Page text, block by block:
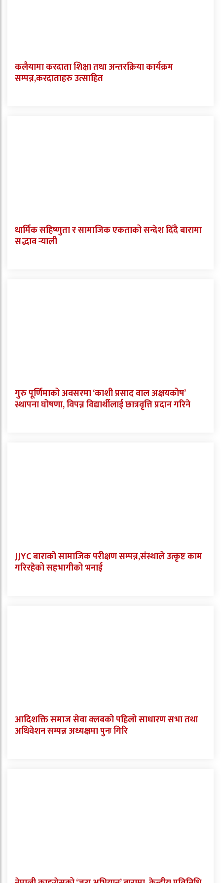
कलैयामा करदाता शिक्षा तथा अन्तरक्रिया कार्यक्रम
सम्पन्न,करदाताहरु उत्साहित
धार्मिक सहिष्णुता र सामाजिक एकताको सन्देश दिँदै बारामा
सद्भाव र्‍याली
गुरु पूर्णिमाको अवसरमा ‘काशी प्रसाद वाल अक्षयकोष’
स्थापना घोषणा, विपन्न विद्यार्थीलाई छात्रवृत्ति प्रदान गरिने
JJYC बाराको सामाजिक परीक्षण सम्पन्न,संस्थाले उत्कृष्ट काम
गरिरहेको सहभागीको भनाई
आदिशक्ति समाज सेवा क्लबको पहिलो साधारण सभा तथा
अधिवेशन सम्पन्न अध्यक्षमा पुनः गिरि